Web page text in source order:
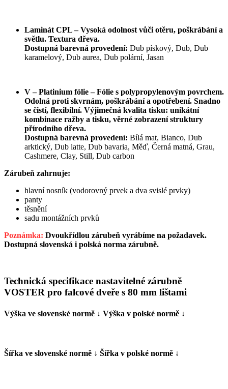
Laminát CPL – Vysoká odolnost vůči otěru, poškrábání a
světlu. Textura dřeva.
Dostupná barevná provedení: Dub pískový, Dub, Dub
karamelový, Dub aurea, Dub polární, Jasan
V – Platinium fólie – Fólie s polypropylenovým povrchem.
Odolná proti skvrnám, poškrábání a opotřebení. Snadno
se čistí, flexibilní. Výjimečná kvalita tisku: unikátní
kombinace ražby a tisku, věrné zobrazení struktury
přírodního dřeva.
Dostupná barevná provedení: Bílá mat, Bianco, Dub
arktický, Dub latte, Dub bavaria, Měď, Černá matná, Grau,
Cashmere, Clay, Still, Dub carbon
Zárubeň zahrnuje:
hlavní nosník (vodorovný prvek a dva svislé prvky)
panty
těsnění
sadu montážních prvků
Poznámka: Dvoukřídlou zárubeň vyrábíme na požadavek.
Dostupná slovenská i polská norma zárubně.
Technická specifikace nastavitelné zárubně
VOSTER pro falcové dveře s 80 mm lištami
Výška ve slovenské normě ↓ Výška v polské normě ↓
Šířka ve slovenské normě ↓ Šířka v polské normě ↓